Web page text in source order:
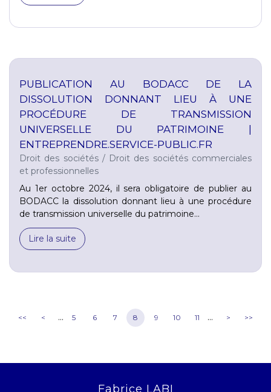
PUBLICATION AU BODACC DE LA
DISSOLUTION DONNANT LIEU À UNE
PROCÉDURE DE TRANSMISSION
UNIVERSELLE DU PATRIMOINE |
ENTREPRENDRE.SERVICE-PUBLIC.FR
Droit des sociétés/ Droit des sociétés commerciales
et professionnelles
Au 1er octobre 2024, il sera obligatoire de publier au
BODACC la dissolution donnant lieu à une procédure
de transmission universelle du patrimoine...
Lire la suite
<< < ... 5 6 7 8 9 10 11 ... > >>
Fabrice LABI